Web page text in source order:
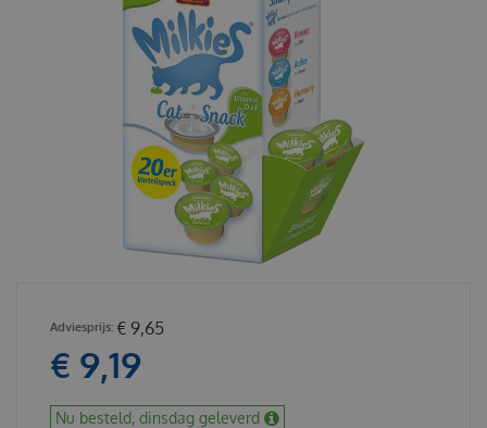
€ 9,65
€ 9,19
Nu besteld, dinsdag geleverd